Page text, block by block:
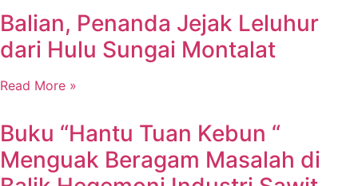
Balian, Penanda Jejak Leluhur
dari Hulu Sungai Montalat
Read More »
Buku “Hantu Tuan Kebun “
Menguak Beragam Masalah di